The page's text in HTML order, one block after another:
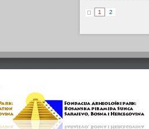
1 2